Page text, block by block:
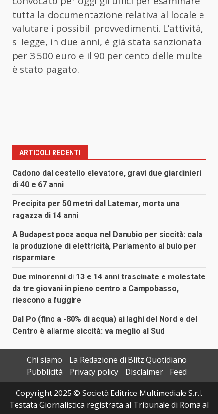
tutta la documentazione relativa al locale e
valutare i possibili provvedimenti. L’attività,
si legge, in due anni, è già stata sanzionata
per 3.500 euro e il 90 per cento delle multe
è stato pagato.
ARTICOLI RECENTI
Cadono dal cestello elevatore, gravi due giardinieri
di 40 e 67 anni
Precipita per 50 metri dal Latemar, morta una
ragazza di 14 anni
A Budapest poca acqua nel Danubio per siccità: cala
la produzione di elettricità, Parlamento al buio per
risparmiare
Due minorenni di 13 e 14 anni trascinate e molestate
da tre giovani in pieno centro a Campobasso,
riescono a fuggire
Dal Po (fino a -80% di acqua) ai laghi del Nord e del
Centro è allarme siccità: va meglio al Sud
Chi siamo
La Redazione di Blitz Quotidiano
Pubblicità
Privacy policy Disclaimer
Feed
Copyright 2025 © Società Editrice Multimediale S.r.l.
Testata Giornalistica registrata al Tribunale di Roma al